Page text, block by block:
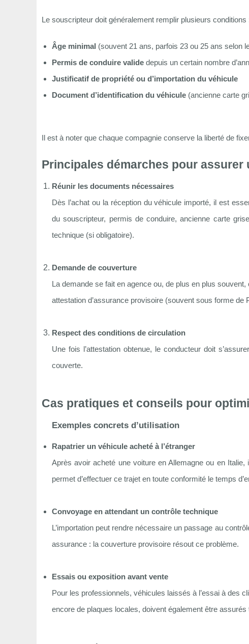
Le souscripteur doit généralement remplir plusieurs conditions
Âge minimal (souvent 21 ans, parfois 23 ou 25 ans selon
Permis de conduire valide depuis un certain nombre
Justificatif de propriété ou d’importation du véhicule
Document d’identification du véhicule (ancienne carte
Il est à noter que chaque compagnie conserve la liberté de
Principales démarches pour
Réunir les documents nécessaires
Dès l’achat ou la réception du véhicule importé, il est
du souscripteur, permis de conduire, ancienne carte
technique (si obligatoire).
Demande de couverture
La demande se fait en agence ou, de plus en plus
attestation d’assurance provisoire (souvent sous forme
Respect des conditions de circulation
Une fois l’attestation obtenue, le conducteur doit
couverte.
Cas pratiques et conseils pour
Exemples concrets d’utilisation
Rapatrier un véhicule acheté à l’étranger
Après avoir acheté une voiture en Allemagne ou en
permet d’effectuer ce trajet en toute conformité le temps
Convoyage en attendant un contrôle technique
L’importation peut rendre nécessaire un passage au
assurance : la couverture provisoire résout ce problème.
Essais ou exposition avant vente
Pour les professionnels, véhicules laissés à l’essai à des
encore de plaques locales, doivent également être assurés